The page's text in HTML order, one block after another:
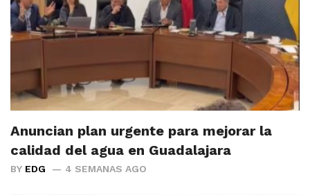
Anuncian plan urgente para mejorar la
calidad del agua en Guadalajara
BY EDG 4 SEMANAS AGO